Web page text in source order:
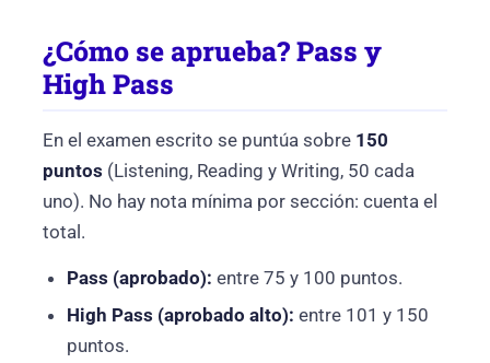
¿Cómo se aprueba? Pass y
High Pass
En el examen escrito se puntúa sobre 150
puntos (Listening, Reading y Writing, 50 cada
uno). No hay nota mínima por sección: cuenta el
total.
Pass (aprobado): entre 75 y 100 puntos.
High Pass (aprobado alto): entre 101 y 150
puntos.